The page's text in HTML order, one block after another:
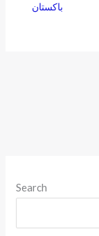
Search
باكستان